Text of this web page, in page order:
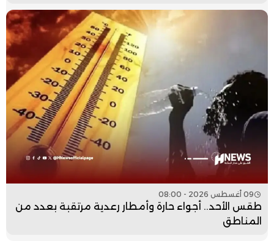
09 أغسطس 2026 - 08:00
طقس الأحد.. أجواء حارة وأمطار رعدية مرتقبة بعدد من
المناطق